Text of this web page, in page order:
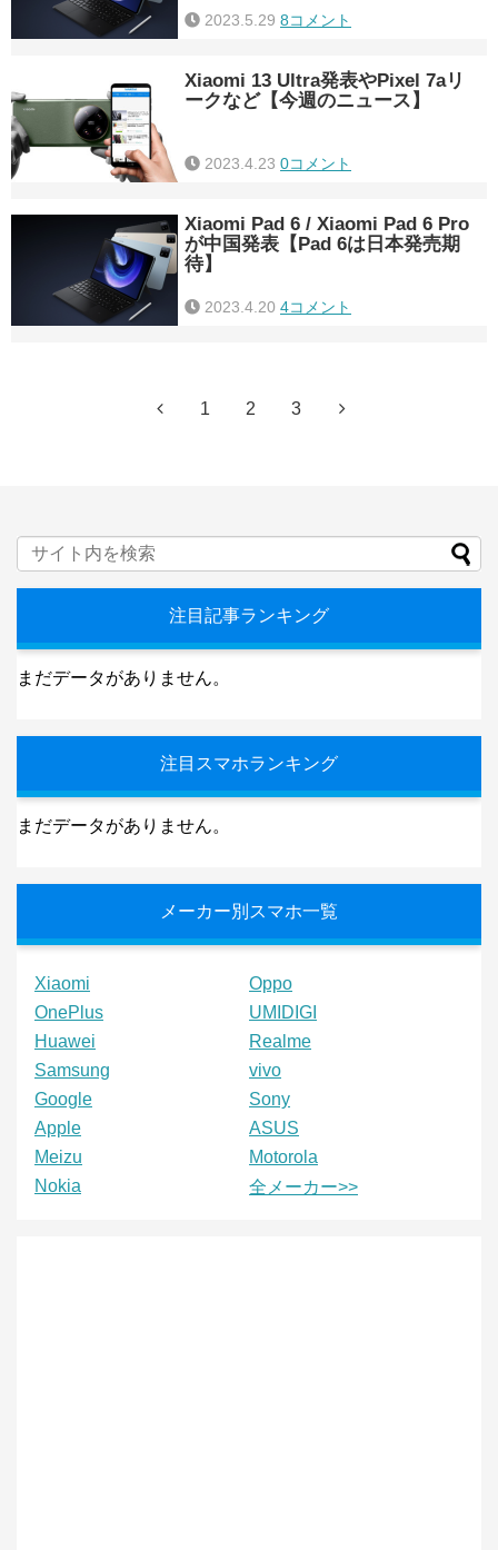
2023.5.29 8コメント
Xiaomi 13 Ultra発表やPixel 7aリ
ークなど【今週のニュース】
2023.4.23 0コメント
Xiaomi Pad 6 / Xiaomi Pad 6 Pro
が中国発表【Pad 6は日本発売期
待】
2023.4.20 4コメント
1 2 3
注目記事ランキング
まだデータがありません。
注目スマホランキング
まだデータがありません。
メーカー別スマホ一覧
Xiaomi
Oppo
OnePlus
UMIDIGI
Huawei
Realme
Samsung
vivo
Google
Sony
Apple
ASUS
Meizu
Motorola
Nokia
全メーカー>>